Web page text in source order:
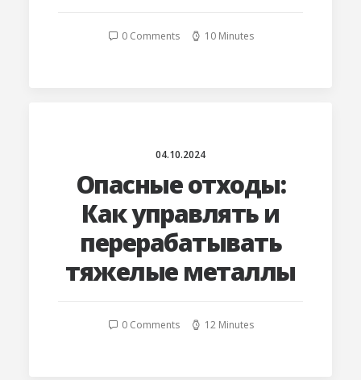
0 Comments 10 Minutes
04.10.2024
Опасные отходы:
Как управлять и
перерабатывать
тяжелые металлы
0 Comments 12 Minutes